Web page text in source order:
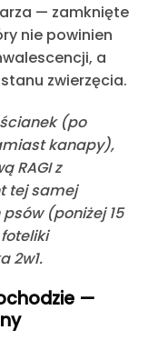
— zamknięte
nie powinien
a
zwierzęcia.
(po
kanapy),
RAGI z
tej samej
(poniżej 15
2w1.
—